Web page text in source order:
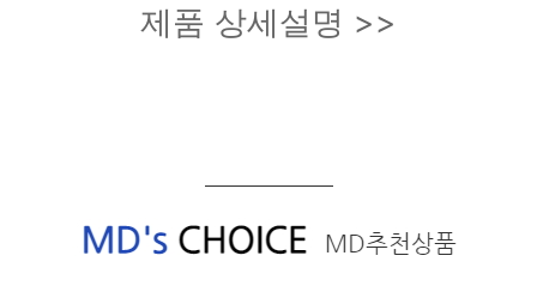
제품 상세설명 >>